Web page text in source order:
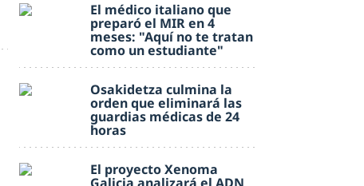
El médico italiano que
preparó el MIR en 4
meses: "Aquí no te tratan
como un estudiante"
Osakidetza culmina la
orden que eliminará las
guardias médicas de 24
horas
El proyecto Xenoma